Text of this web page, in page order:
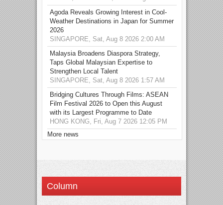
Agoda Reveals Growing Interest in Cool-
Weather Destinations in Japan for Summer
2026
SINGAPORE, Sat, Aug 8 2026 2:00 AM
Malaysia Broadens Diaspora Strategy,
Taps Global Malaysian Expertise to
Strengthen Local Talent
SINGAPORE, Sat, Aug 8 2026 1:57 AM
Bridging Cultures Through Films: ASEAN
Film Festival 2026 to Open this August
with its Largest Programme to Date
HONG KONG, Fri, Aug 7 2026 12:05 PM
More news
Column